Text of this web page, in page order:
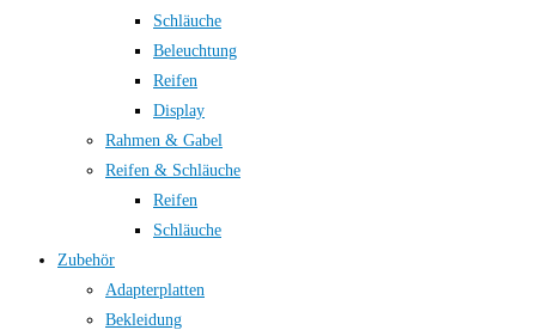
Schläuche
Beleuchtung
Reifen
Display
Rahmen & Gabel
Reifen & Schläuche
Reifen
Schläuche
Zubehör
Adapterplatten
Bekleidung